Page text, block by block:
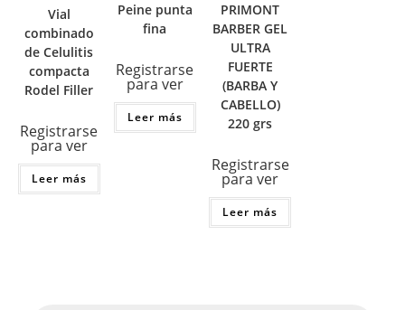
Vial
combinado
de Celulitis
compacta
Rodel Filler
Registrarse
para ver
Leer más
Peine punta
fina
Registrarse
para ver
Leer más
PRIMONT
BARBER GEL
ULTRA
FUERTE
(BARBA Y
CABELLO)
220 grs
Registrarse
para ver
Leer más